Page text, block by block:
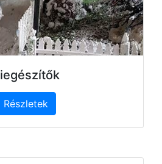
Részletek